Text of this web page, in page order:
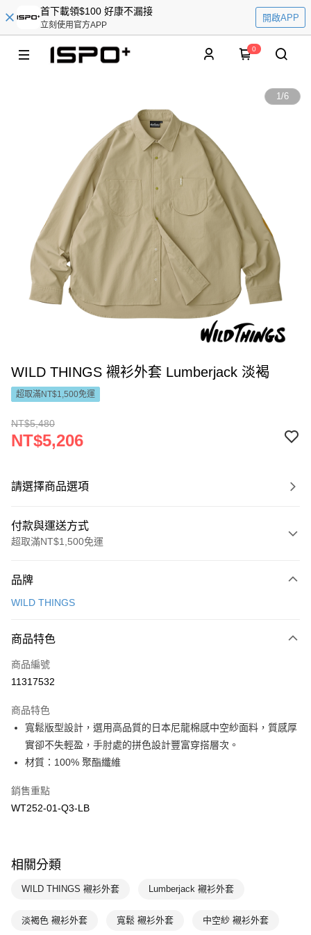
首下載領$100 好康不漏接
立刻使用官方APP
開啟APP
0
1/6
WILD THINGS 襯衫外套 Lumberjack 淡褐
超取滿NT$1,500免運
NT$5,480
NT$5,206
請選擇商品選項
付款與運送方式
超取滿NT$1,500免運
信用卡一次付款
Apple Pay
悠遊付
7-11取貨(快速到店)
每筆NT$100，滿NT$1,500(含以上)免運費
宅配-本島
每筆NT$100，滿NT$1,500(含以上)免運費
品牌
WILD THINGS
商品特色
商品編號
11317532
商品特色
寬鬆版型設計，選用高品質的日本尼龍棉感中空紗面料，質感厚
實卻不失輕盈，手肘處的拼色設計豐富穿搭層次。
材質：100% 聚酯纖維
銷售重點
WT252-01-Q3-LB
相關分類
WILD THINGS 襯衫外套 Lumberjack 襯衫外套
淡褐色 襯衫外套 寬鬆 襯衫外套 中空紗 襯衫外套